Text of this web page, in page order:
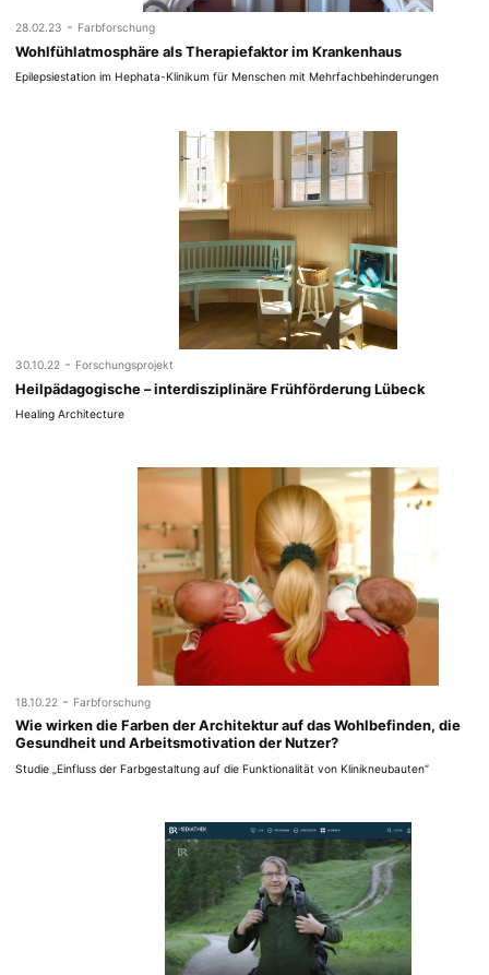
28.02.23 - Farbforschung
Wohlfühlatmosphäre als Therapiefaktor im Krankenhaus
Epilepsiestation im Hephata-Klinikum für Menschen mit Mehrfachbehinderungen
30.10.22 - Forschungsprojekt
Heilpädagogische – interdisziplinäre Frühförderung Lübeck
Healing Architecture
18.10.22 - Farbforschung
Wie wirken die Farben der Architektur auf das Wohlbefinden, die
Gesundheit und Arbeitsmotivation der Nutzer?
Studie „Einfluss der Farbgestaltung auf die Funktionalität von Klinikneubauten“